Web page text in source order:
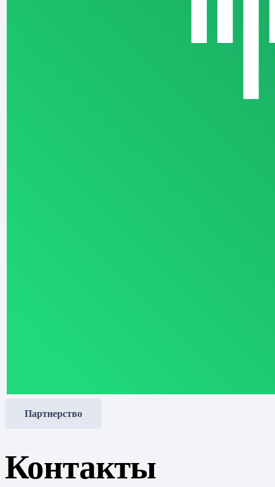
Партнерство
Контакты